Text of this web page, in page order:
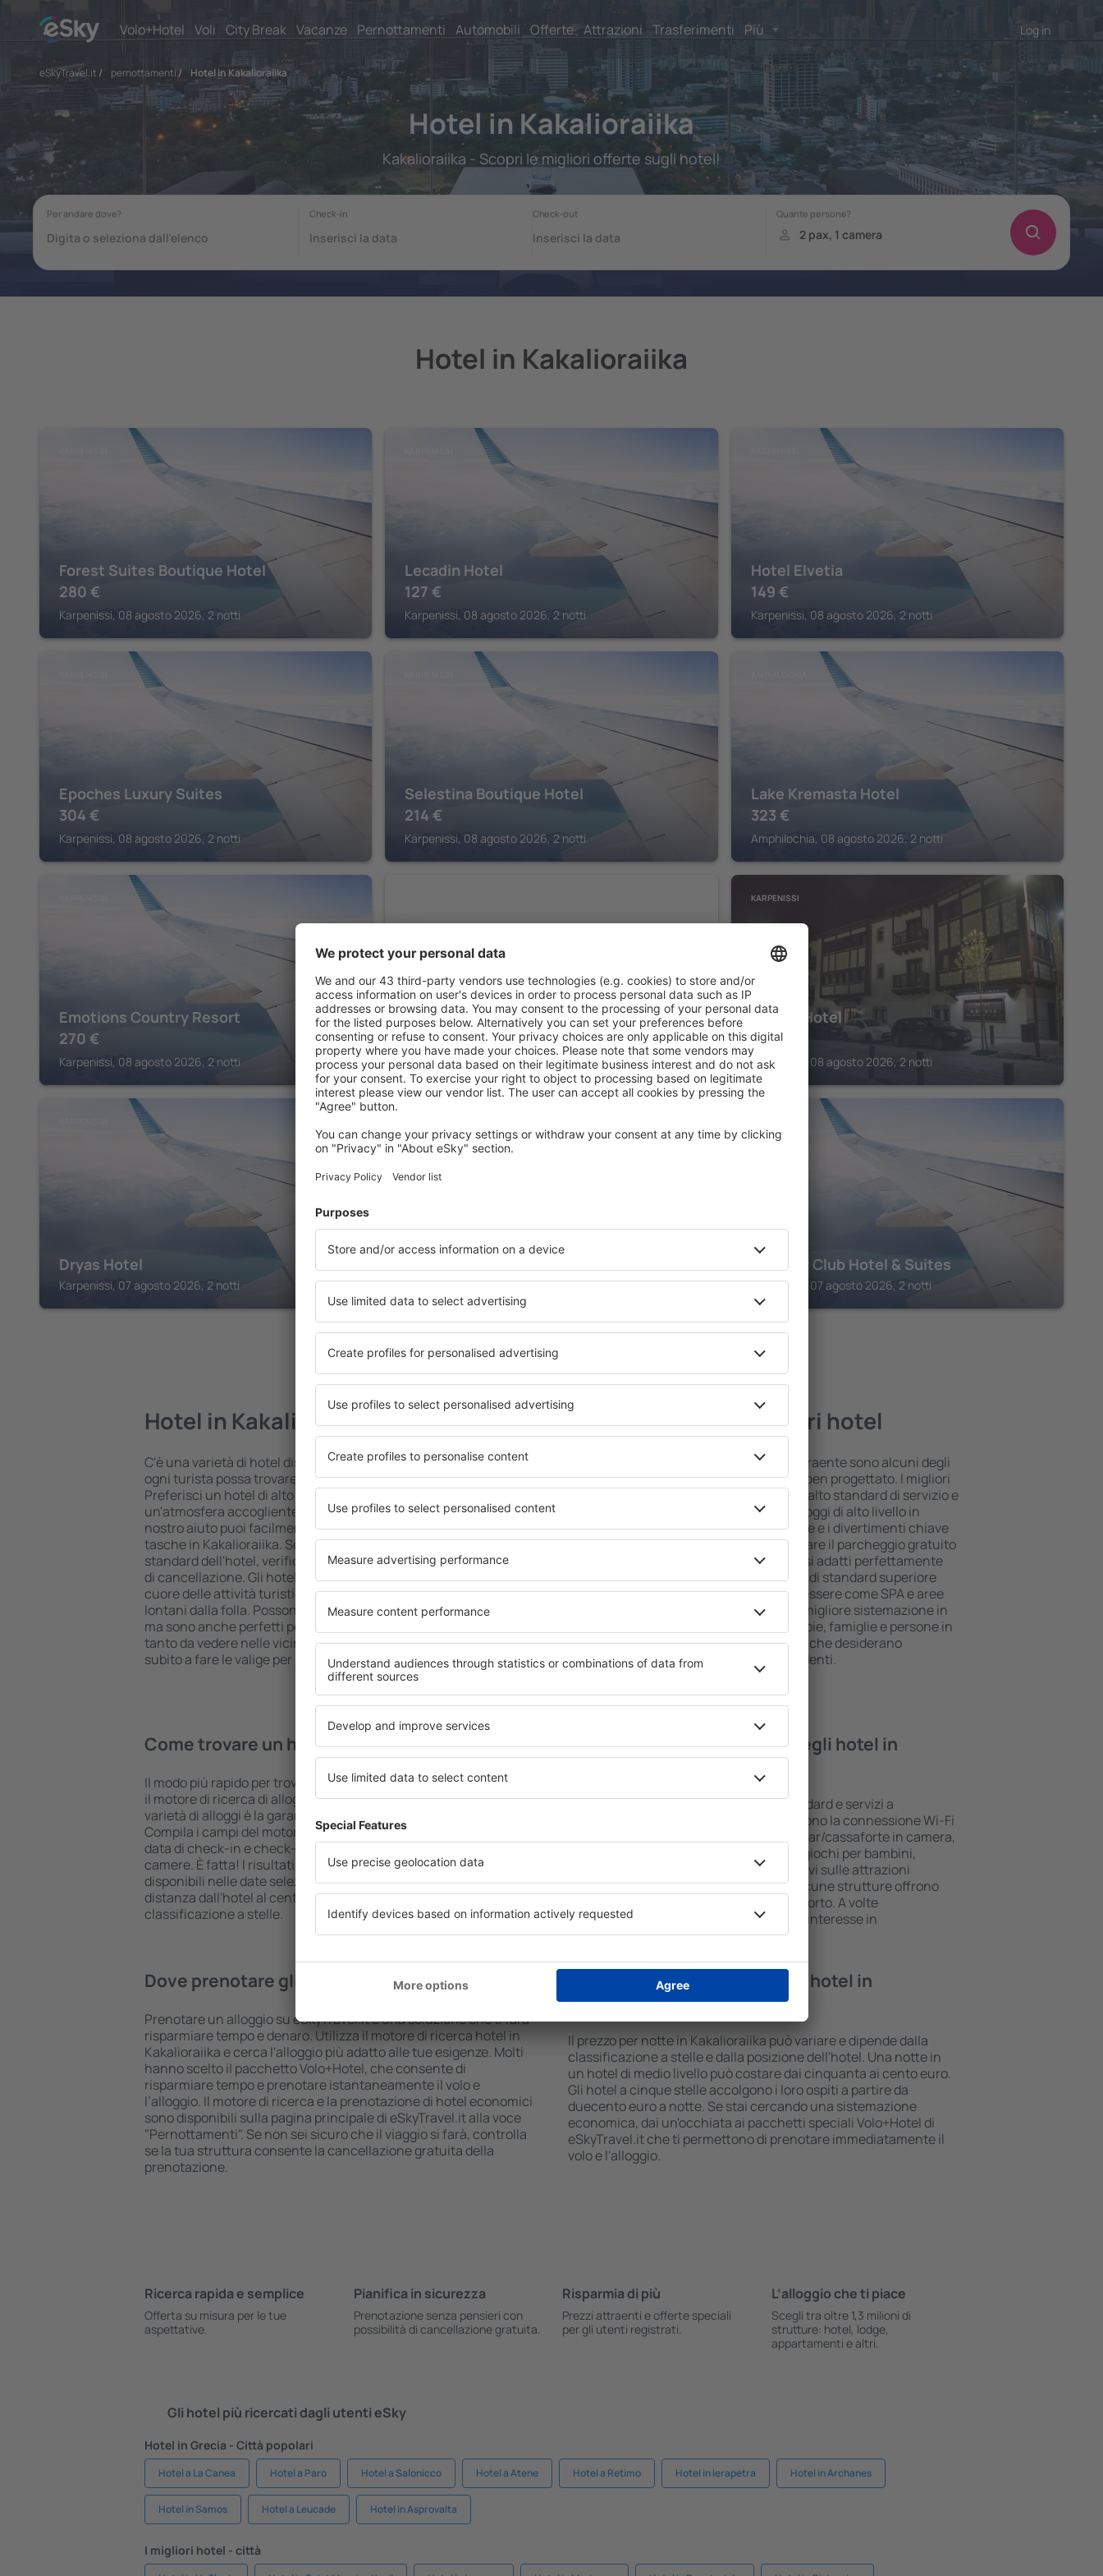
Volo+Hotel Voli City Break Vacanze Pernottamenti Automobili Offerte Attrazioni Trasferimenti Più Log in
eSkyTravel.it / pernottamenti/ Hotel in Kakalioraiika
Hotel in Kakalioraiika
Kakalioraiika - Scopri le migliori offerte sugli hotel!
Hotel in Kakalioraiika
Forest Suites Boutique Hotel
280 €
Karpenissi, 08 agosto 2026, 2 notti
Lecadin Hotel
127 €
Karpenissi, 08 agosto 2026, 2 notti
Hotel Elvetia
149 €
Karpenissi, 08 agosto 2026, 2 notti
Epoches Luxury Suites
304 €
Karpenissi, 08 agosto 2026, 2 notti
Selestina Boutique Hotel
214 €
Karpenissi, 08 agosto 2026, 2 notti
Lake Kremasta Hotel
323 €
Amphilochia, 08 agosto 2026, 2 notti
Emotions Country Resort
270 €
Karpenissi, 08 agosto 2026, 2 notti
Via Ferrata Hotel
154€
Karpenissi, 08 agosto 2026, 2 notti
KARPENISSI
Anesis Hotel
166€
Karpenissi, 08 agosto 2026, 2 notti
Dryas Hotel
Karpenissi, 07 agosto 2026, 2 notti Karpenissi, 07 agosto 2026, 2 notti
Country Club Hotel & Suites
Karpenissi, 07 agosto 2026, 2 notti
Vedi più hotel in Kakalioraiika
Hotel in Kakalioraiika
C'è una varietà di hotel disponibili in Kakalioraiika, in modo che
ogni turista possa trovare quello più adatto alle sue esigenze.
Preferisci un hotel di alto livello all inclusive oppure un hotel con
un'atmosfera accogliente e una sistemazione economica? Con il
nostro aiuto puoi facilmente prenotare un alloggio per tutte le
tasche in Kakalioraiika. Seleziona la destinazione desiderata e lo
standard dell'hotel, verifica le modalità di pagamento e le opzioni
di cancellazione. Gli hotel in Kakalioraiika si trovano proprio nel
cuore delle attività turistiche popolari, ma anche un po' più
lontani dalla folla. Possono accoglierti per una vacanza più lunga,
ma sono anche perfetti per una notte di riposo quando c'è così
tanto da vedere nelle vicinanze. Scegli un hotel per te e inizia
subito a fare le valige per una vacanza o un viaggio d'affari!
Kakalioraiika – i migliori hotel
Una varietà di servizi e una posizione attraente sono alcuni degli
elementi chiave di un hotel all inclusive ben progettato. I migliori
hotel in Kakalioraiika garantiscono il più alto standard di servizio e
una gamma di servizi per gli ospiti. Gli alloggi di alto livello in
Kakalioraiika offrono la migliore posizione e i divertimenti chiave
nelle vicinanze. Gli ospiti possono utilizzare il parcheggio gratuito
e scegliere una camera o una suite che si adatti perfettamente
alle loro esigenze. È probabile che l'hotel di standard superiore
offra un menù variegato, delle aree benessere come SPA e aree
fitness, nonché attività per bambini. La migliore sistemazione in
Kakalioraiika è la scelta perfetta per coppie, famiglie e persone in
viaggio d'affari, così come per le aziende che desiderano
organizzare workshop per i propri dipendenti.
Come trovare un hotel in Kakalioraiika?
Il modo più rapido per trovare un hotel in Kakalioraiika è utilizzare
il motore di ricerca di alloggi eSky. Un ampio database con una
varietà di alloggi è la garanzia di trovare quello che stai cercando.
Compila i campi del motore di ricerca: seleziona il luogo, scegli la
data di check-in e check-out, aggiungi il numero degli ospiti e le
camere. È fatta! I risultati della ricerca ti mostreranno gli alloggi
disponibili nelle date selezionate. Puoi facilmente controllare la
distanza dall'hotel al centro città, le modalità di pagamento e la
classificazione a stelle.
Quali servizi posso trovare negli hotel in
Kakalioraiika?
Gli hotel in Kakalioraiika hanno vari standard e servizi a
disposizione per gli ospiti. I più comuni sono la connessione Wi-Fi
gratuita, aree benessere con SPA, mini bar/cassaforte in camera,
centro commerciale, zona pranzo, area giochi per bambini,
parcheggio gratuito e opuscoli informativi sulle attrazioni
turistiche più interessanti della zona. Alcune strutture offrono
anche mezzi di trasporto da e per l'aeroporto. A volte
incoraggiano anche a visitare i luoghi di interesse in
Kakalioraiika.
Dove prenotare gli hotel in Kakalioraiika?
Prenotare un alloggio su eSkyTravel.it è una soluzione che ti farà
risparmiare tempo e denaro. Utilizza il motore di ricerca hotel in
Kakalioraiika e cerca l'alloggio più adatto alle tue esigenze. Molti
hanno scelto il pacchetto Volo+Hotel, che consente di
risparmiare tempo e prenotare istantaneamente il volo e
l’alloggio. Il motore di ricerca e la prenotazione di hotel economici
sono disponibili sulla pagina principale di eSkyTravel.it alla voce
"Pernottamenti". Se non sei sicuro che il viaggio si farà, controlla
se la tua struttura consente la cancellazione gratuita della
prenotazione.
Quanto costa una notte in un hotel in
Kakalioraiika?
Il prezzo per notte in Kakalioraiika può variare e dipende dalla
classificazione a stelle e dalla posizione dell'hotel. Una notte in
un hotel di medio livello può costare dai cinquanta ai cento euro.
Gli hotel a cinque stelle accolgono i loro ospiti a partire da
duecento euro a notte. Se stai cercando una sistemazione
economica, dai un'occhiata ai pacchetti speciali Volo+Hotel di
eSkyTravel.it che ti permettono di prenotare immediatamente il
volo e l'alloggio.
Ricerca rapida e semplice
Offerta su misura per le tue
aspettative.
Pianifica in sicurezza
Prenotazione senza pensieri con
possibilità di cancellazione gratuita.
Risparmia di più
Prezzi attraenti e offerte speciali
per gli utenti registrati.
L’alloggio che ti piace
Scegli tra oltre 1,3 milioni di
strutture: hotel, lodge,
appartamenti e altri.
Gli hotel più ricercati dagli utenti eSky
Hotel in Grecia - Città popolari
Hotel a La Canea Hotel a Paro Hotel a Salonicco Hotel a Atene Hotel a Retimo Hotel in Ierapetra Hotel in Archanes
Hotel in Samos Hotel a Leucade Hotel in Asprovalta
I migliori hotel - città